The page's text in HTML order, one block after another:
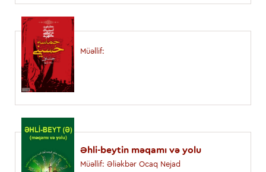
Müəllif:
Əhli-beytin məqamı və yolu
Müəllif: Əliəkbər Ocaq Nejad